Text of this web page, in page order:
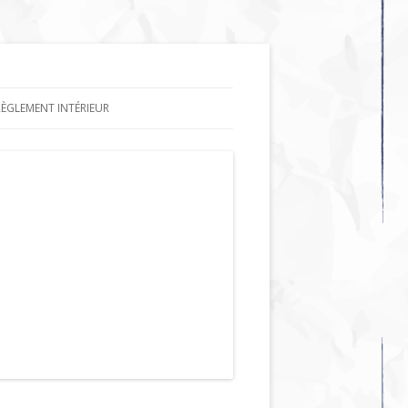
INTÉRIEUR